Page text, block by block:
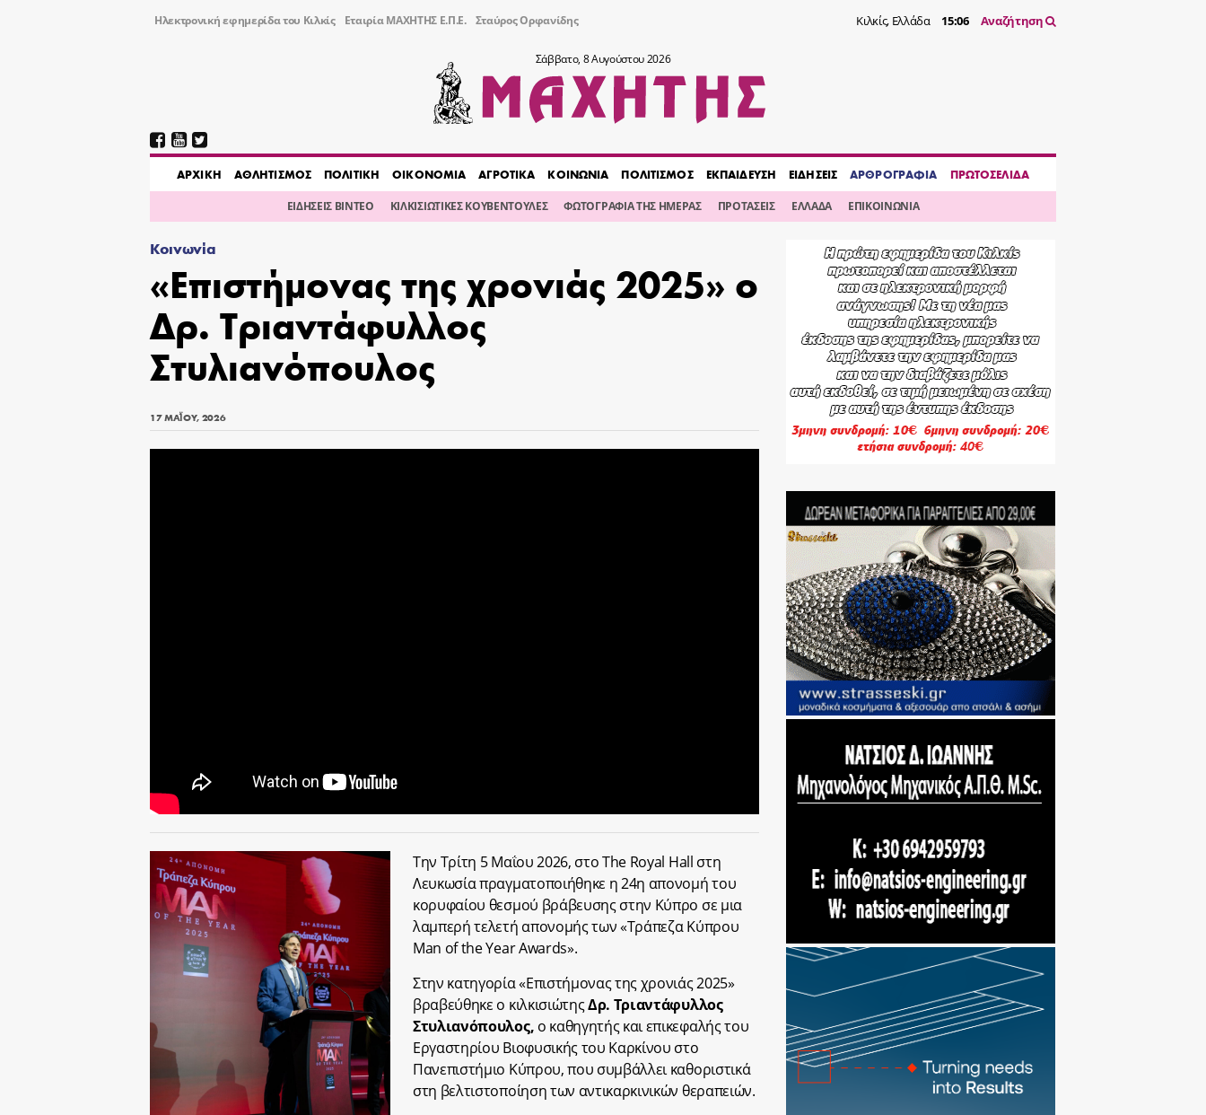
Ηλεκτρονική εφημερίδα του Κιλκίς Εταιρία ΜΑΧΗΤΗΣ Ε.Π.Ε. Σταύρος Ορφανίδης Κιλκίς, Ελλάδα 15:06 Αναζήτηση
Σάββατο, 8 Αυγούστου 2026
AΡΧΙΚΗ ΑΘΛΗΤΙΣΜΟΣ ΠΟΛΙΤΙΚΗ ΟΙΚΟΝΟΜΙΑ ΑΓΡΟΤΙΚΑ ΚΟΙΝΩΝΙΑ ΠΟΛΙΤΙΣΜΟΣ ΕΚΠΑΙΔΕΥΣΗ ΕΙΔΗΣΕΙΣ ΑΡΘΡΟΓΡΑΦΙΑ ΠΡΩΤΟΣΕΛΙΔΑ
ΕΙΔΗΣΕΙΣ ΒΙΝΤΕΟ ΚΙΛΚΙΣΙΩΤΙΚΕΣ ΚΟΥΒΕΝΤΟΥΛΕΣ ΦΩΤΟΓΡΑΦΙΑ ΤΗΣ ΗΜΕΡΑΣ ΠΡΟΤΑΣΕΙΣ ΕΛΛΑΔΑ ΕΠΙΚΟΙΝΩΝΙΑ
Κοινωνία
«Επιστήμονας της χρονιάς 2025» ο
Δρ. Τριαντάφυλλος
Στυλιανόπουλος
17 ΜΑΪ́ΟΥ, 2026
Την Τρίτη 5 Μαΐου 2026, στο The Royal Hall στη
Λευκωσία πραγματοποιήθηκε η 24η απονομή του
κορυφαίου θεσμού βράβευσης στην Κύπρο σε μια
λαμπερή τελετή απονομής των «Τράπεζα Κύπρου
Man of the Year Awards».
Στην κατηγορία «Επιστήμονας της χρονιάς 2025»
βραβεύθηκε ο κιλκισιώτηςΔρ. Τριαντάφυλλος
Στυλιανόπουλος, ο καθηγητής και επικεφαλής του
Εργαστηρίου Βιοφυσικής του Καρκίνου στο
Πανεπιστήμιο Κύπρου, που συμβάλλει καθοριστικά
στη βελτιστοποίηση των αντικαρκινικών θεραπειών.